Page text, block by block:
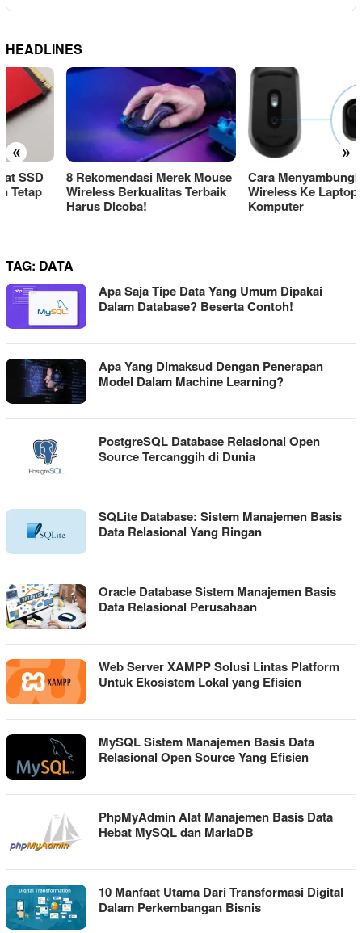
HEADLINES
« »
8 Rekomendasi Merek Mouse
Wireless Berkualitas Terbaik
Harus Dicoba!
Cara Menyambungkan Mouse
Wireless Ke Laptop Atau
TAG: DATA
Apa Saja Tipe Data Yang Umum Dipakai
Dalam Database? Beserta Contoh!
Apa Yang Dimaksud Dengan Penerapan
Model Dalam Machine Learning?
PostgreSQL Database Relasional Open
Source Tercanggih di Dunia
SQLite Database: Sistem Manajemen Basis
Data Relasional Yang Ringan
Oracle Database Sistem Manajemen Basis
Data Relasional Perusahaan
Web Server XAMPP Solusi Lintas Platform
Untuk Ekosistem Lokal yang Efisien
MySQL Sistem Manajemen Basis Data
Relasional Open Source Yang Efisien
PhpMyAdmin Alat Manajemen Basis Data
Hebat MySQL dan MariaDB
10 Manfaat Utama Dari Transformasi Digital
Dalam Perkembangan Bisnis